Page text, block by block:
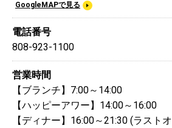
GoogleMAPで見る
電話番号
808-923-1100
営業時間
【ブランチ】7:00～14:00
【ハッピーアワー】14:00～16:00
【ディナー】16:00～21:30 (ラスト